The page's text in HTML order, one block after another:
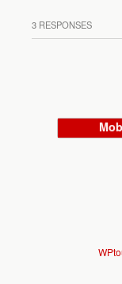
3 RESPONSES